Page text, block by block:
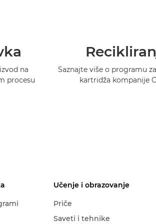
na
procesu
Saznajte više o programu
kartridža kompanije
Učenje i obrazovanje
Priče
Saveti i tehnike